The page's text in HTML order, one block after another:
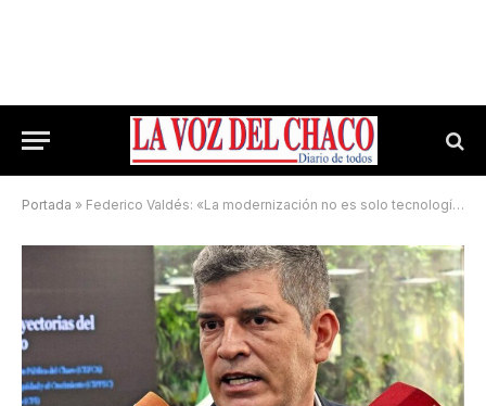
Portada » Federico Valdés: «La modernización no es solo tecnología, es capacitación y eficiencia»